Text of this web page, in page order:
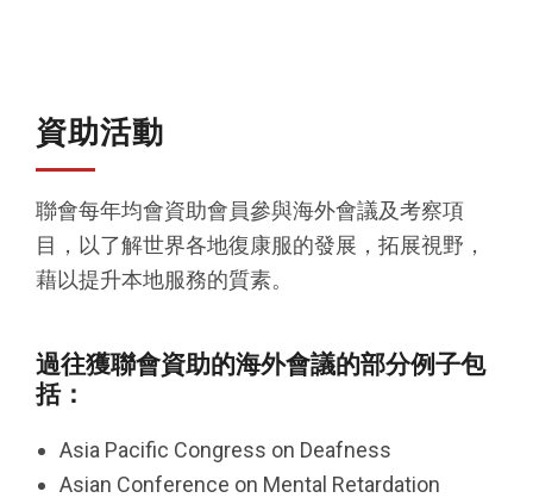
資助活動
聯會每年均會資助會員參與海外會議及考察項
目，以了解世界各地復康服的發展，拓展視野，
藉以提升本地服務的質素。
過往獲聯會資助的海外會議的部分例子包
括：
Asia Pacific Congress on Deafness
Asian Conference on Mental Retardation